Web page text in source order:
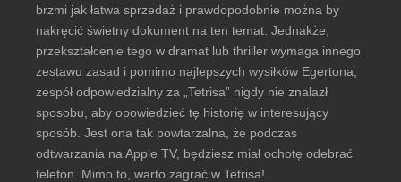
brzmi jak łatwa sprzedaż i prawdopodobnie można by
nakręcić świetny dokument na ten temat. Jednakże,
przekształcenie tego w dramat lub thriller wymaga innego
zestawu zasad i pomimo najlepszych wysiłków Egertona,
zespół odpowiedzialny za „Tetrisa” nigdy nie znalazł
sposobu, aby opowiedzieć tę historię w interesujący
sposób. Jest ona tak powtarzalna, że podczas
odtwarzania na Apple TV, będziesz miał ochotę odebrać
telefon. Mimo to, warto zagrać w Tetrisa!